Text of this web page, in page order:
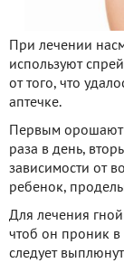
При лечении
используют
от того, что
аптечке.
Первым
раза в день,
зависимости от
ребенок,
Для лечения
чтоб он проник в
следует